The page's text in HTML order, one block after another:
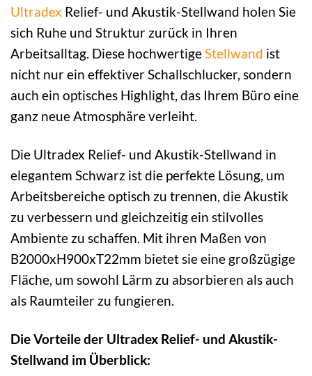
Ultradex Relief- und Akustik-Stellwand holen Sie
sich Ruhe und Struktur zurück in Ihren
Arbeitsalltag. Diese hochwertigeStellwand ist
nicht nur ein effektiver Schallschlucker, sondern
auch ein optisches Highlight, das Ihrem Büro eine
ganz neue Atmosphäre verleiht.
Die Ultradex Relief- und Akustik-Stellwand in
elegantem Schwarz ist die perfekte Lösung, um
Arbeitsbereiche optisch zu trennen, die Akustik
zu verbessern und gleichzeitig ein stilvolles
Ambiente zu schaffen. Mit ihren Maßen von
B2000xH900xT22mm bietet sie eine großzügige
Fläche, um sowohl Lärm zu absorbieren als auch
als Raumteiler zu fungieren.
Die Vorteile der Ultradex Relief- und Akustik-
Stellwand im Überblick: